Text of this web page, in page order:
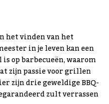
het vinden van het
in je leven kan een
op barbecueën, waarom
zijn passie voor grillen
zijn drie geweldige BBQ-
zult verrassen